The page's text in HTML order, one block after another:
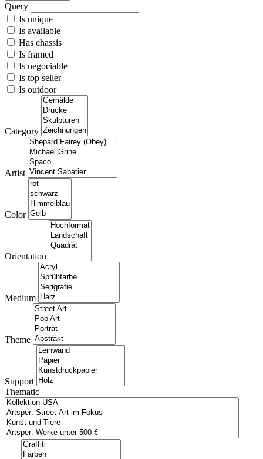
Query
Is unique
Is available
Has chassis
Is framed
Is negociable
Is top seller
Is outdoor
Category
Artist
Color
Orientation
Medium
Theme
Support
Thematic